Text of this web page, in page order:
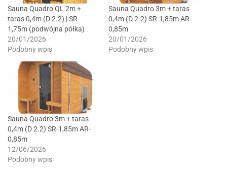
Sauna Quadro QL 2m +
taras 0,4m (D 2.2) | SR-
1,75m (podwójna półka)
20/01/2026
Podobny wpis
Sauna Quadro 3m + taras
0,4m (D 2.2) SR-1,85m AR-
0,85m
20/01/2026
Podobny wpis
Sauna Quadro 3m + taras
0,4m (D 2.2) SR-1,85m AR-
0,85m
12/06/2026
Podobny wpis